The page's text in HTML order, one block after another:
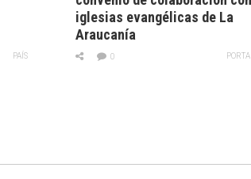
PAÍS
iglesias evangélicas de La
Araucanía
0